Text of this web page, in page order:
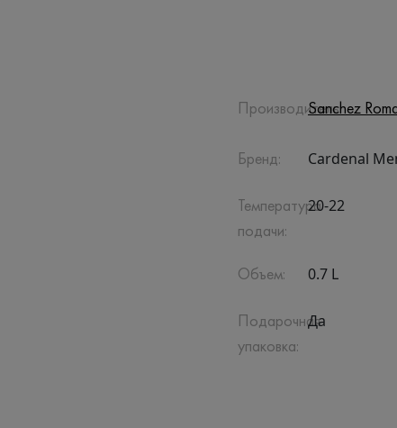
Производитель:
Sanchez
Бренд: Cardenal
Температура
подачи:
20-22
Объем: 0.7 L
Подарочная
упаковка:
Да